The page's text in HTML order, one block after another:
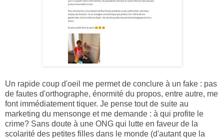
Un rapide coup d'oeil me permet de conclure à un fake : pas
de fautes d'orthographe, énormité du propos, entre autre, me
font immédiatement tiquer. Je pense tout de suite au
marketing du mensonge et me demande : à qui profite le
crime? Sans doute à une ONG qui lutte en faveur de la
scolarité des petites filles dans le monde (d'autant que la